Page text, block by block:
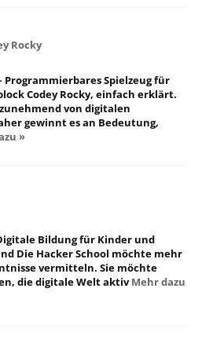
Rocky
Programmierbares Spielzeug für
Codey Rocky, einfach erklärt.
von digitalen
gewinnt es an Bedeutung,
»
Bildung für Kinder und
Die Hacker School möchte mehr
vermitteln. Sie möchte
die digitale Welt aktivMehr dazu